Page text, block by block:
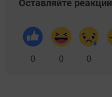
Оставляйте реакции
0 0 0